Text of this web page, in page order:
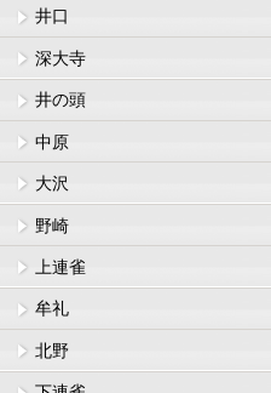
井口
深大寺
井の頭
中原
大沢
野崎
上連雀
牟礼
北野